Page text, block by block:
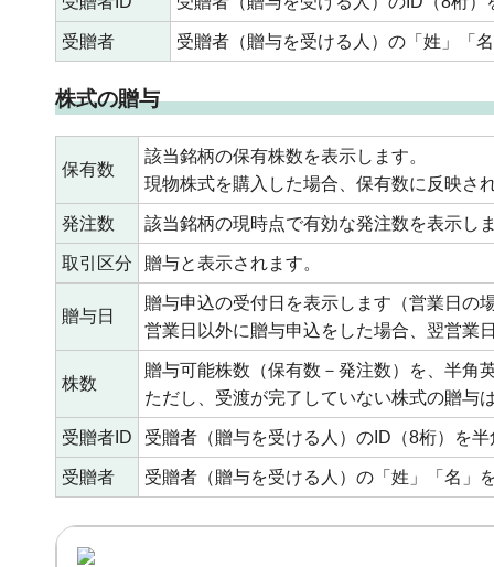
受贈者 受贈者（贈与を受ける人）の「姓」「
株式の贈与
保有数
該当銘柄の保有株数を表示します。
現物株式を購入した場合、保有数に反映さ
発注数 該当銘柄の現時点で有効な発注数を表示し
取引区分 贈与と表示されます。
贈与日
贈与申込の受付日を表示します（営業日の
営業日以外に贈与申込をした場合、翌営業
株数
贈与可能株数（保有数－発注数）を、半角
ただし、受渡が完了していない株式の贈与
受贈者ID 受贈者（贈与を受ける人）のID（8桁）を
受贈者 受贈者（贈与を受ける人）の「姓」「名」